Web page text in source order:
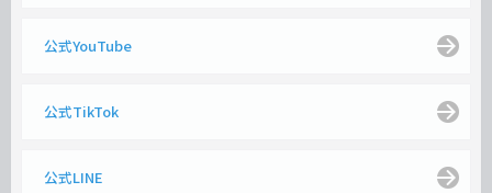
公式YouTube
公式TikTok
公式LINE